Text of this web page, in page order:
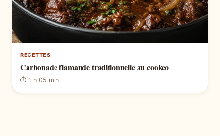
RECETTES
Carbonade flamande traditionnelle au cookeo
⏱ 1 h 05 min